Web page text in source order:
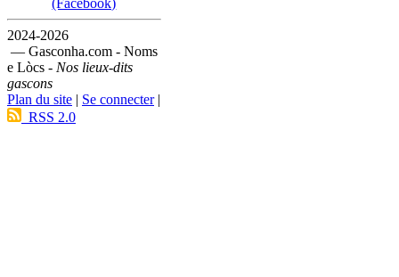
(Facebook)
2024-2026
— Gasconha.com - Noms
e Lòcs - Nos lieux-dits
gascons
Plan du site | Se connecter|
RSS 2.0